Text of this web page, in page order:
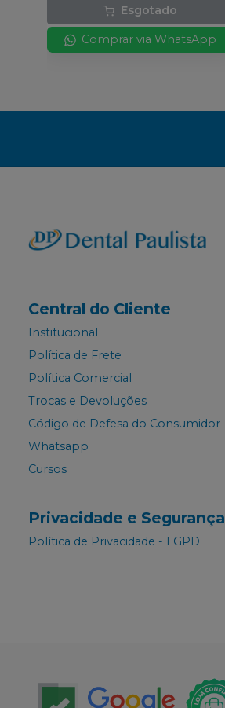
Esgotado
Comprar via WhatsApp
Central do Cliente
Institucional
Política de Frete
Política Comercial
Trocas e Devoluções
Código de Defesa do Consumidor
Whatsapp
Cursos
Privacidade e Segurança
Política de Privacidade - LGPD